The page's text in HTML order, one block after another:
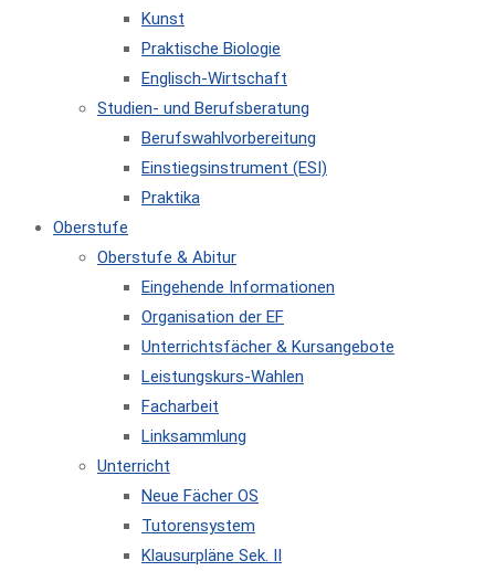
Kunst
Praktische Biologie
Englisch-Wirtschaft
Studien- und Berufsberatung
Berufswahlvorbereitung
Einstiegsinstrument (ESI)
Praktika
Oberstufe
Oberstufe & Abitur
Eingehende Informationen
Organisation der EF
Unterrichtsfächer & Kursangebote
Leistungskurs-Wahlen
Facharbeit
Linksammlung
Unterricht
Neue Fächer OS
Tutorensystem
Klausurpläne Sek. II